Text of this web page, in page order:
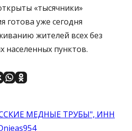
«тысячники»
готова уже сегодня
жителей всех без
населенных пунктов.